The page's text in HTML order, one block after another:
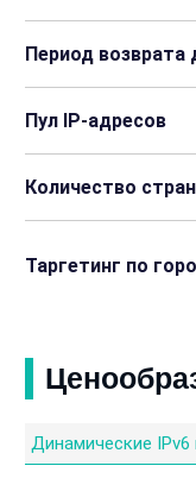
Период возврата
Пул IP-адресов
Количество стран
Таргетинг по
Динамические IPv6